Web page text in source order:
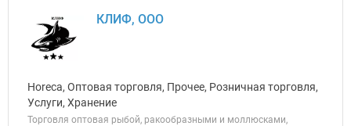
КЛИФ, ООО
Horeca, Оптовая торговля, Прочее, Розничная торговля,
Услуги, Хранение
Торговля оптовая рыбой, ракообразными и моллюсками,